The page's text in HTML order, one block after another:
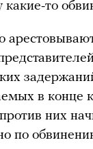
то
в конце
них
по